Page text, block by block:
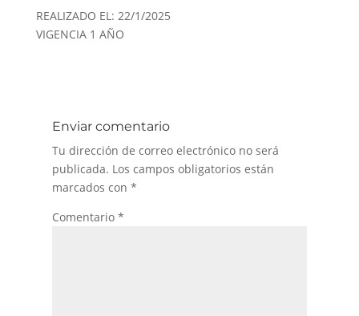
REALIZADO EL: 22/1/2025
VIGENCIA 1 AÑO
Enviar comentario
Tu dirección de correo electrónico no será
publicada. Los campos obligatorios están
marcados con *
Comentario *